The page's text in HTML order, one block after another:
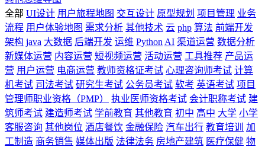
全部 UI设计 用户旅程地图 交互设计 原型规划 项目管理 业务
流程 用户体验地图 需求分析 其他技术 云 php 算法 前端开发
架构 java 大数据 后端开发 运维 Python AI 渠道运营 数据分析
新媒体运营 内容运营 短视频运营 活动运营 工具推荐 产品运
营 用户运营 电商运营 教师资格证考试 心理咨询师考试 计算
机考试 司法考试 研究生考试 公务员考试 软考 英语考试 项目
管理师职业资格（PMP）
执业医师资格考试 会计职称考试 建
筑师考试 建造师考试 学前教育 其他教育 初中 高中 大学 小学
客服咨询 其他岗位 酒店餐饮 金融保险 汽车出行 教育培训
加
工制造 商务销售 媒体出版 法律法务 房地产建筑 医疗保健 物